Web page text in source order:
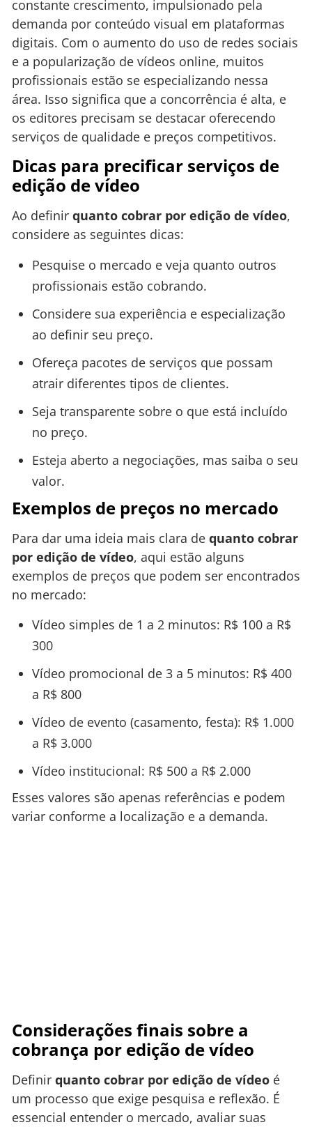
constante crescimento, impulsionado pela
demanda por conteúdo visual em plataformas
digitais. Com o aumento do uso de redes sociais
e a popularização de vídeos online, muitos
profissionais estão se especializando nessa
área. Isso significa que a concorrência é alta, e
os editores precisam se destacar oferecendo
serviços de qualidade e preços competitivos.
Dicas para precificar serviços de
edição de vídeo
Ao definir quanto cobrar por edição de vídeo,
considere as seguintes dicas:
Pesquise o mercado e veja quanto outros
profissionais estão cobrando.
Considere sua experiência e especialização
ao definir seu preço.
Ofereça pacotes de serviços que possam
atrair diferentes tipos de clientes.
Seja transparente sobre o que está incluído
no preço.
Esteja aberto a negociações, mas saiba o seu
valor.
Exemplos de preços no mercado
Para dar uma ideia mais clara de quanto cobrar
por edição de vídeo, aqui estão alguns
exemplos de preços que podem ser encontrados
no mercado:
Vídeo simples de 1 a 2 minutos: R$ 100 a R$
300
Vídeo promocional de 3 a 5 minutos: R$ 400
a R$ 800
Vídeo de evento (casamento, festa): R$ 1.000
a R$ 3.000
Vídeo institucional: R$ 500 a R$ 2.000
Esses valores são apenas referências e podem
variar conforme a localização e a demanda.
Considerações finais sobre a
cobrança por edição de vídeo
Definir quanto cobrar por edição de vídeo é
um processo que exige pesquisa e reflexão. É
essencial entender o mercado, avaliar suas